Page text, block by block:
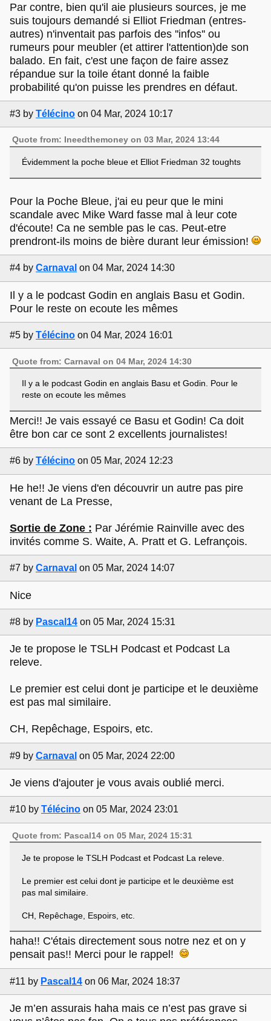
Par contre, bien qu'il aie plusieurs sources, je me
suis toujours demandé si Elliot Friedman (entres-
autres) n'inventait pas parfois des ''infos'' ou
rumeurs pour meubler (et attirer l'attention)de son
balado. En fait, c'est une façon de faire assez
répandue sur la toile étant donné la faible
probabilité qu'on puisse les prendres en défaut.
#3 by Télécino on 04 Mar, 2024 10:17
Quote from: Ineedthemoney on 03 Mar, 2024 13:44
Évidemment la poche bleue et Elliot Friedman 32 toughts
Pour la Poche Bleue, j'ai eu peur que le mini
scandale avec Mike Ward fasse mal à leur cote
d'écoute! Ca ne semble pas le cas. Peut-etre
prendront-ils moins de bière durant leur émission!
#4 by Carnaval on 04 Mar, 2024 14:30
Il y a le podcast Godin en anglais Basu et Godin.
Pour le reste on ecoute les mêmes
#5 by Télécino on 04 Mar, 2024 16:01
Quote from: Carnaval on 04 Mar, 2024 14:30
Il y a le podcast Godin en anglais Basu et Godin. Pour le
reste on ecoute les mêmes
Merci!! Je vais essayé ce Basu et Godin! Ca doit
être bon car ce sont 2 excellents journalistes!
#6 by Télécino on 05 Mar, 2024 12:23
He he!! Je viens d'en découvrir un autre pas pire
venant de La Presse,
Sortie de Zone : Par Jérémie Rainville avec des
invités comme S. Waite, A. Pratt et G. Lefrançois.
#7 by Carnaval on 05 Mar, 2024 14:07
Nice
#8 by Pascal14 on 05 Mar, 2024 15:31
Je te propose le TSLH Podcast et Podcast La
releve.
Le premier est celui dont je participe et le deuxième
est pas mal similaire.
CH, Repêchage, Espoirs, etc.
#9 by Carnaval on 05 Mar, 2024 22:00
Je viens d'ajouter je vous avais oublié merci.
#10 by Télécino on 05 Mar, 2024 23:01
Quote from: Pascal14 on 05 Mar, 2024 15:31
Je te propose le TSLH Podcast et Podcast La releve.
Le premier est celui dont je participe et le deuxième est
pas mal similaire.
CH, Repêchage, Espoirs, etc.
haha!! C'étais directement sous notre nez et on y
pensait pas!! Merci pour le rappel!
#11 by Pascal14 on 06 Mar, 2024 18:37
Je m’en assurais haha mais ce n’est pas grave si